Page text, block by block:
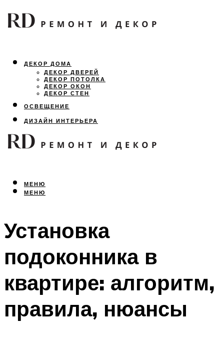
ДЕКОР ДОМА
ДЕКОР ДВЕРЕЙ
ДЕКОР ПОТОЛКА
ДЕКОР ОКОН
ДЕКОР СТЕН
ОСВЕЩЕНИЕ
ДИЗАЙН ИНТЕРЬЕРА
ЛАНДШАФТНЫЙ ДИЗАЙН
ВСЕ ПРО РЕМОНТ
МЕНЮ
МЕНЮ
Установка
подоконника в
квартире: алгоритм,
правила, нюансы